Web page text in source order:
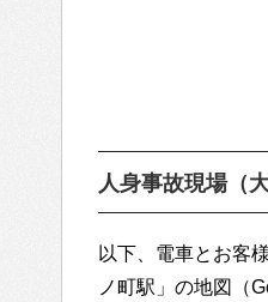
人身事故現場（
以下、電車とお客
ノ町駅」の地図（